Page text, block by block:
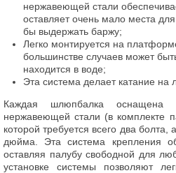
нержавеющей стали
оставляет очень мало места
бы выдержать баржу;
Легко монтируется на
большинстве случаев может
находится в воде;
Эта система делает катание
Каждая шлюпбалка оснащена
нержавеющей стали (в комплекте
которой требуется всего два болта,
дюйма. Эта система крепления
оставляя палубу свободной для
установке системы позволяют